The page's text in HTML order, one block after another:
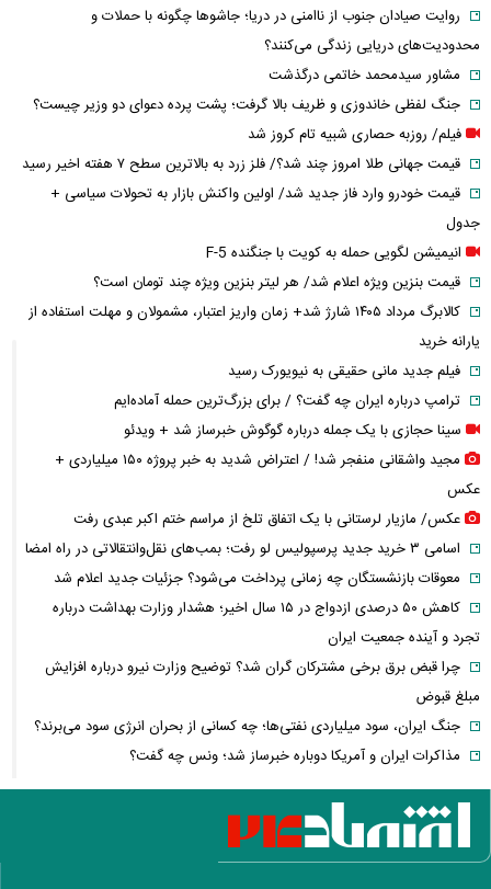
روایت صیادان جنوب از ناامنی در دریا؛ جاشوها چگونه با حملات و
محدودیت‌های دریایی زندگی می‌کنند؟
مشاور سیدمحمد خاتمی درگذشت
جنگ لفظی خاندوزی و ظریف بالا گرفت؛ پشت پرده دعوای دو وزیر چیست؟
فیلم/ روزبه حصاری شبیه تام کروز شد
قیمت جهانی طلا امروز چند شد؟/ فلز زرد به بالاترین سطح ۷ هفته اخیر رسید
قیمت خودرو وارد فاز جدید شد/ اولین واکنش بازار به تحولات سیاسی +
جدول
انیمیشن لگویی حمله به کویت با جنگنده F-5
قیمت بنزین ویژه اعلام شد/ هر لیتر بنزین ویژه چند تومان است؟
کالابرگ مرداد ۱۴۰۵ شارژ شد+ زمان واریز اعتبار، مشمولان و مهلت استفاده از
یارانه خرید
فیلم جدید مانی حقیقی به نیویورک رسید
ترامپ درباره ایران چه گفت؟ / برای بزرگ‌ترین حمله آماده‌ایم
سینا حجازی با یک جمله درباره گوگوش خبرساز شد + ویدئو
مجید واشقانی منفجر شد! / اعتراض شدید به خبر پروژه ۱۵۰ میلیاردی +
عکس
عکس/ مازیار لرستانی با یک اتفاق تلخ از مراسم ختم اکبر عبدی رفت
اسامی ۳ خرید جدید پرسپولیس لو رفت؛ بمب‌های نقل‌وانتقالاتی در راه امضا
معوقات بازنشستگان چه زمانی پرداخت می‌شود؟ جزئیات جدید اعلام شد
کاهش ۵۰ درصدی ازدواج در ۱۵ سال اخیر؛ هشدار وزارت بهداشت درباره
تجرد و آینده جمعیت ایران
چرا قبض برق برخی مشترکان گران شد؟ توضیح وزارت نیرو درباره افزایش
مبلغ قبوض
جنگ ایران، سود میلیاردی نفتی‌ها؛ چه کسانی از بحران انرژی سود می‌برند؟
مذاکرات ایران و آمریکا دوباره خبرساز شد؛ ونس چه گفت؟
وقتی درمان خصوصی لوکس می‌شود؛ سهم هزینه‌های پزشکی از حقوق مردم
چقدر است؟
بازار سهام جان گرفت؛ نقدینگی چرا دوباره به بورس برگشت؟